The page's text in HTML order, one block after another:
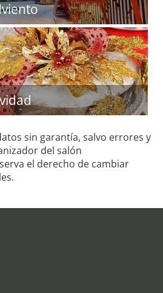
sin garantía, salvo errores y
del salón
el derecho de cambiar